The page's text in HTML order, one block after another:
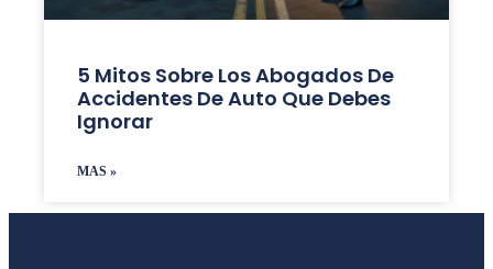
5 Mitos Sobre Los Abogados De
Accidentes De Auto Que Debes
Ignorar
MAS »